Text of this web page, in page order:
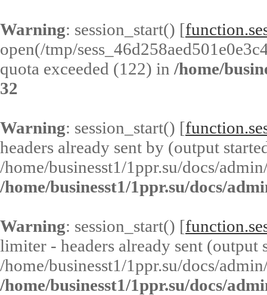
Warning: session_start() [
open(/tmp/
quota exceeded (122) in /home/
32
Warning: session_start() [
headers already sent by (output
/home/businesst1/1ppr.su/docs/
/home/businesst1/1ppr.su/docs/
Warning: session_start() [
limiter - headers already sent (output
/home/businesst1/1ppr.su/docs/
/home/businesst1/1ppr.su/docs/